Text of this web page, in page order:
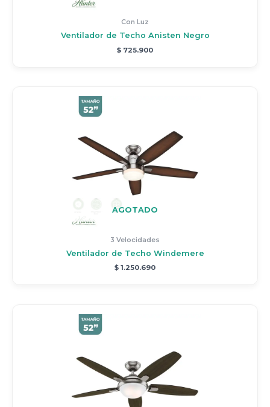
Con Luz
Ventilador de Techo Anisten Negro
$ 725.900
AGOTADO
3 Velocidades
Ventilador de Techo Windemere
$ 1.250.690